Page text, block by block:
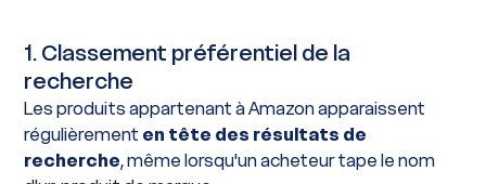
1. Classement préférentiel de la
recherche
Les produits appartenant à Amazon apparaissent
régulièrement en tête des résultats de
recherche, même lorsqu'un acheteur tape le nom